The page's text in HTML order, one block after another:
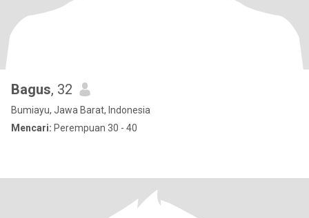
Bagus, 32
Bumiayu, Jawa Barat, Indonesia
Mencari: Perempuan 30 - 40